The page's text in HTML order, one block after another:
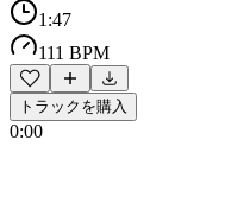
1:47
111 BPM
トラックを購入
0:00